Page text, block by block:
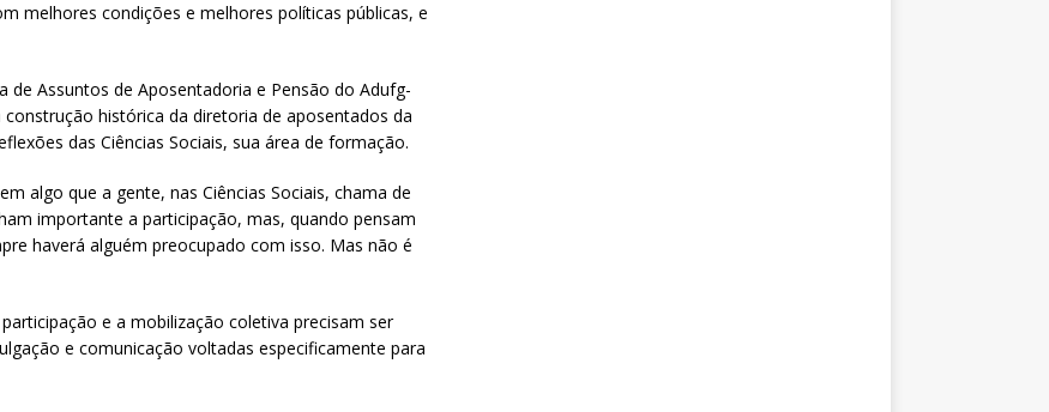
melhores condições e melhores políticas públicas, e
de Assuntos de Aposentadoria e Pensão do Adufg-
histórica da diretoria de aposentados da
das Ciências Sociais, sua área de formação.
algo que a gente, nas Ciências Sociais, chama de
importante a participação, mas, quando pensam
haverá alguém preocupado com isso. Mas não é
e a mobilização coletiva precisam ser
e comunicação voltadas especificamente para